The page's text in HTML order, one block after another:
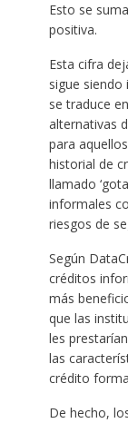
Esto se
positiva.
Esta cifra
sigue siendo
se traduce
alternativas
para
historial de
llamado
informales
riesgos de
Según
créditos
más
que las
les
las
crédito
De hecho,